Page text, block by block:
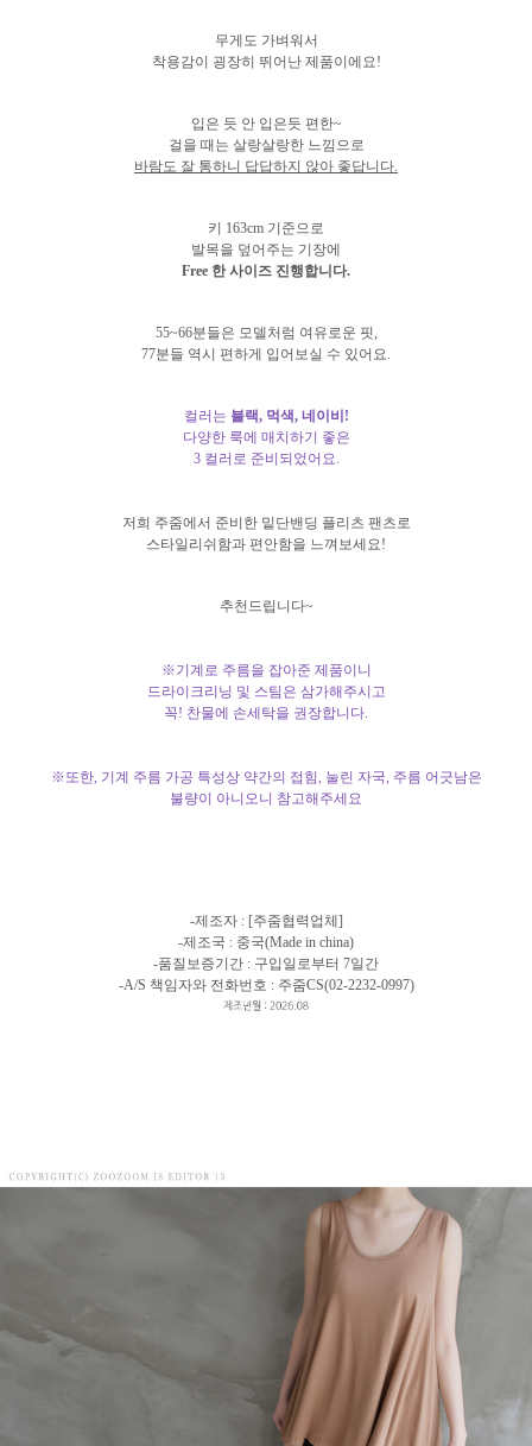
무게도 가벼워서
착용감이 굉장히 뛰어난 제품이에요!
입은 듯 안 입은듯 편한~
걸을 때는 살랑살랑한 느낌으로
바람도 잘 통하니 답답하지 않아 좋답니다.
키 163cm 기준으로
발목을 덮어주는 기장에
Free 한 사이즈 진행합니다.
55~66분들은 모델처럼 여유로운 핏,
77분들 역시 편하게 입어보실 수 있어요.
컬러는 블랙, 먹색, 네이비!
다양한 룩에 매치하기 좋은
3 컬러로 준비되었어요.
저희 주줌에서 준비한 밑단밴딩 플리츠 팬츠로
스타일리쉬함과 편안함을 느껴보세요!
추천드립니다~
※기계로 주름을 잡아준 제품이니
드라이크리닝 및 스팀은 삼가해주시고
꼭! 찬물에 손세탁을 권장합니다.
※또한, 기계 주름 가공 특성상 약간의 접힘, 눌린 자국, 주름 어긋남은
불량이 아니오니 참고해주세요
-제조자 : [주줌협력업체]
-제조국 : 중국(Made in china)
-품질보증기간 : 구입일로부터 7일간
-A/S 책임자와 전화번호 : 주줌CS(02-2232-0997)